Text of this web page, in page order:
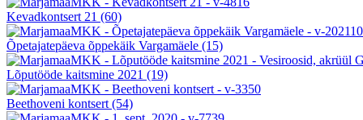
Kevadkontsert 21 (60)
Õpetajatepäeva õppekäik Vargamäele (15)
Lõputööde kaitsmine 2021 (19)
Beethoveni kontsert (54)